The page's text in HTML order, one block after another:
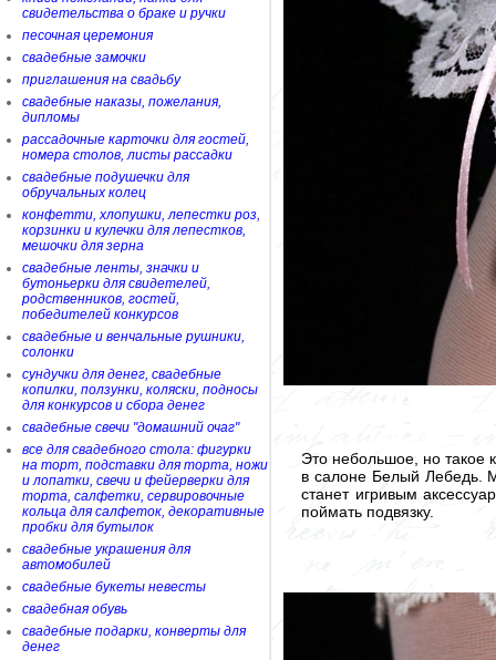
свидетельства о браке и ручки
песочная церемония
свадебные замочки
приглашения на свадьбу
свадебные наказы, пожелания,
дипломы
рассадочные карточки для гостей,
номера столов, листы рассадки
свадебные подушечки для
обручальных колец
конфетти, хлопушки, лепестки роз,
корзинки и кулечки для лепестков,
мешочки для зерна
свадебные ленты, значки и
бутоньерки для свидетелей,
родственников, гостей,
победителей конкурсов
свадебные и венчальные рушники,
солонки
сундучки для денег, свадебные
копилки, ползунки, коляски, подносы
для конкурсов и сбора денег
свадебные свечи "домашний очаг"
все для свадебного стола: фигурки
на торт, подставки для торта, ножи
и лопатки, свечи и фейерверки для
торта, салфетки, сервировочные
кольца для салфеток, декоративные
пробки для бутылок
свадебные украшения для
автомобилей
свадебные букеты невесты
свадебная обувь
свадебные подарки, конверты для
денег
Это небольшое, но такое
в салоне Белый Лебедь.
станет игривым
поймать подвязку.